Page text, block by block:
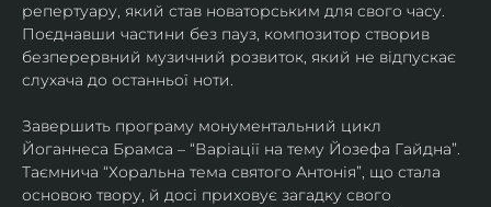
репертуару, який став новаторським для свого часу.
Поєднавши частини без пауз, композитор створив
безперервний музичний розвиток, який не відпускає
слухача до останньої ноти.
Завершить програму монументальний цикл
Йоганнеса Брамса – “Варіації на тему Йозефа Гайдна”.
Таємнича “Хоральна тема святого Антонія”, що стала
основою твору, й досі приховує загадку свого